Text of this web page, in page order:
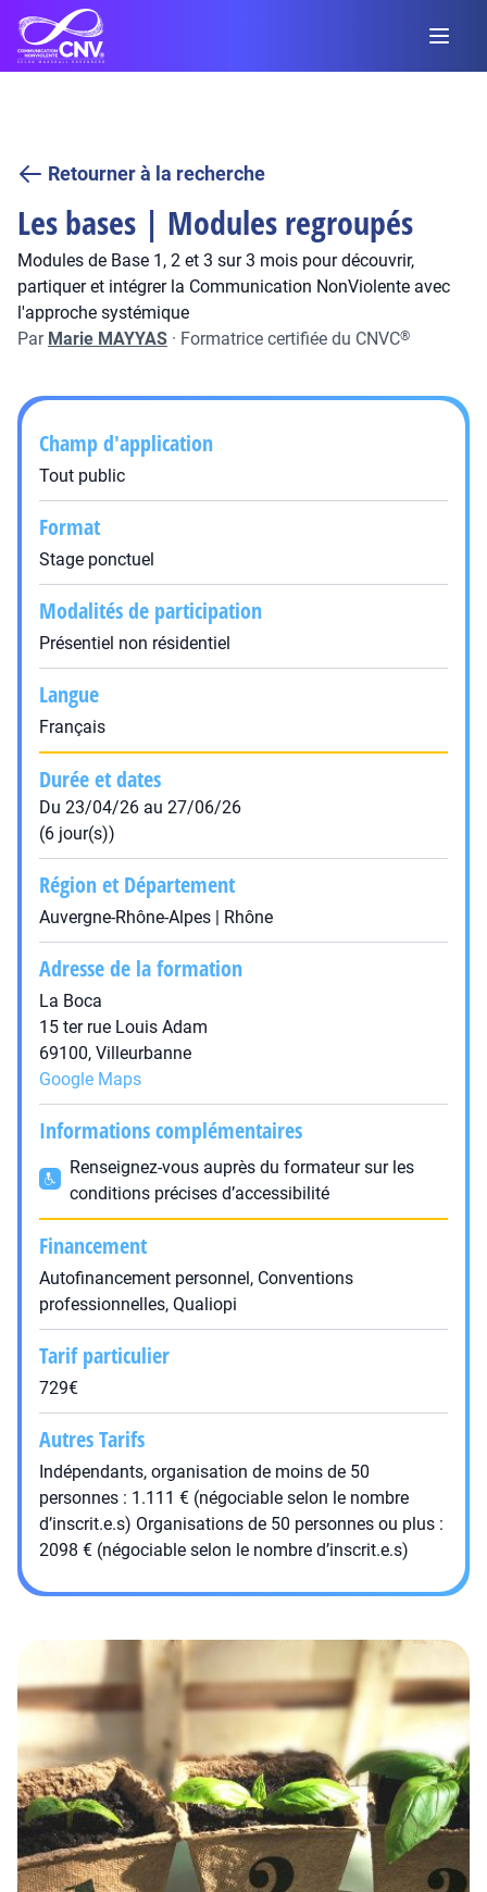
Retourner à la recherche
Les bases | Modules regroupés
Modules de Base 1, 2 et 3 sur 3 mois pour découvrir,
partiquer et intégrer la Communication NonViolente avec
l'approche systémique
Par Marie MAYYAS · Formatrice certifiée du CNVC®
Champ d'application
Tout public
Format
Stage ponctuel
Modalités de participation
Présentiel non résidentiel
Langue
Français
Durée et dates
Du 23/04/26 au 27/06/26
(6 jour(s))
Région et Département
Auvergne-Rhône-Alpes | Rhône
Adresse de la formation
La Boca
15 ter rue Louis Adam
69100, Villeurbanne
Google Maps
Informations complémentaires
Renseignez-vous auprès du formateur sur les
conditions précises d’accessibilité
Financement
Autofinancement personnel, Conventions
professionnelles, Qualiopi
Tarif particulier
729€
Autres Tarifs
Indépendants, organisation de moins de 50
personnes : 1.111 € (négociable selon le nombre
d’inscrit.e.s) Organisations de 50 personnes ou plus :
2098 € (négociable selon le nombre d’inscrit.e.s)